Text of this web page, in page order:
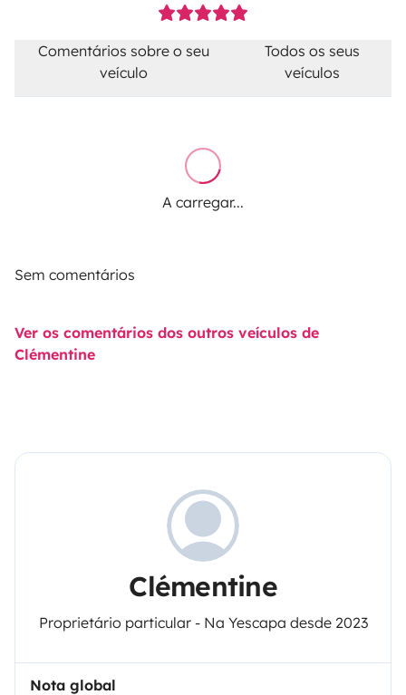
Comentários sobre o seu
veículo
Todos os seus
veículos
A carregar...
Sem comentários
Ver os comentários dos outros veículos de
Clémentine
Clémentine
Proprietário particular - Na Yescapa desde 2023
Nota global